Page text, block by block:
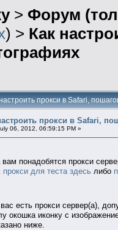
> Форум
) > Как
прокси в Safari,
прокси в Safari,
06, 2012, 06:59:15 PM »
понадобятся прокси
для теста здесь либо
есть прокси сервер(а),
окошка иконку с
ниже.